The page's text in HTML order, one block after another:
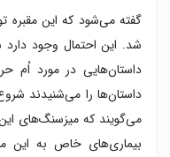
گفته می‌شود که این
شد. این احتمال وجود
داستان‌هایی در مورد اُم
داستان‌ها را می‌شنیدند
می‌گویند که میزسنگ‌های
بیماری‌های خاص به این